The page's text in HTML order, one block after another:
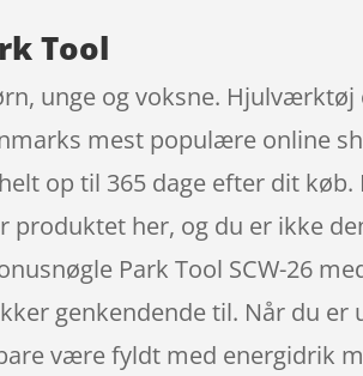
Tool
unge og voksne. Hjulværktøj
mest populære online
op til 365 dage efter dit køb.
produktet her, og du er ikke
Park Tool SCW-26
genkendende til. Når du er
være fyldt med energidrik